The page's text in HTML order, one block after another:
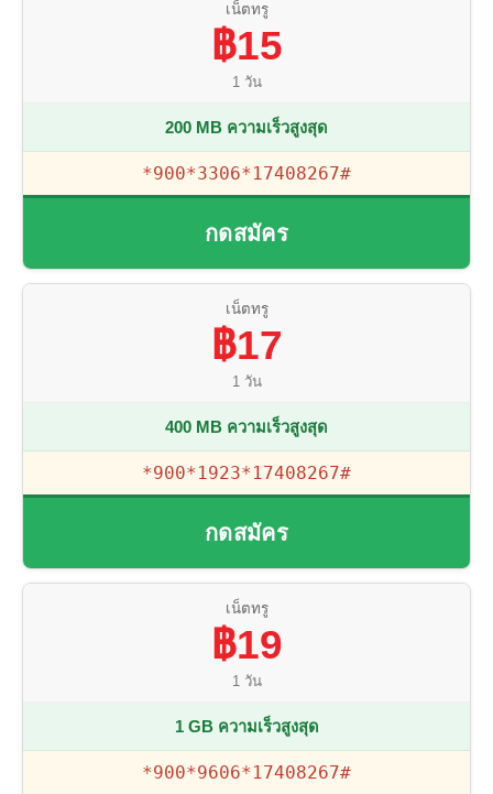
เน็ตทรู
฿15
1 วัน
200 MB ความเร็วสูงสุด
*900*3306*17408267#
กดสมัคร
เน็ตทรู
฿17
1 วัน
400 MB ความเร็วสูงสุด
*900*1923*17408267#
กดสมัคร
เน็ตทรู
฿19
1 วัน
1 GB ความเร็วสูงสุด
*900*9606*17408267#